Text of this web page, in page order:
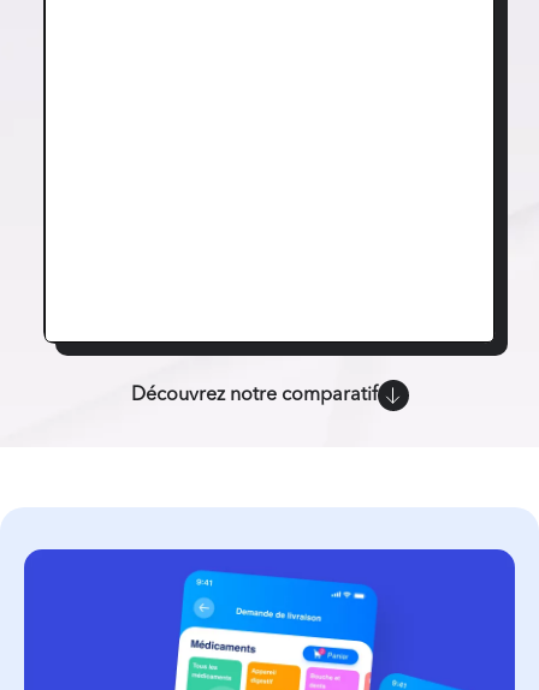
Découvrez notre comparatif